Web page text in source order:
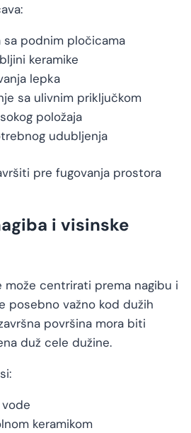
sa podnim pločicama
keramike
lepka
sa ulivnim priključkom
položaja
udubljenja
pre fugovanja prostora
i visinske
može centrirati prema nagibu i
posebno važno kod dužih
površina mora biti
duž cele dužine.
keramikom